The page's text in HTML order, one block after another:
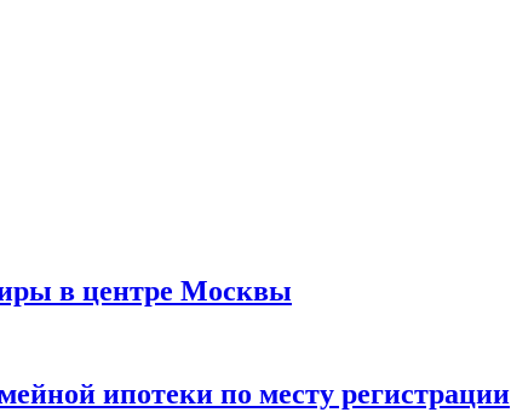
в центре Москвы
ипотеки по месту регистрации